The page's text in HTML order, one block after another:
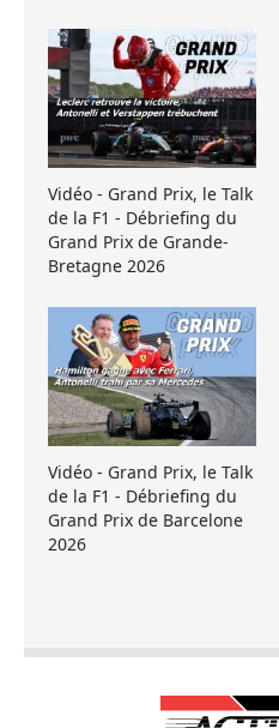
Vidéo - Grand Prix, le Talk
de la F1 - Débriefing du
Grand Prix de Grande-
Bretagne 2026
Vidéo - Grand Prix, le Talk
de la F1 - Débriefing du
Grand Prix de Barcelone
2026